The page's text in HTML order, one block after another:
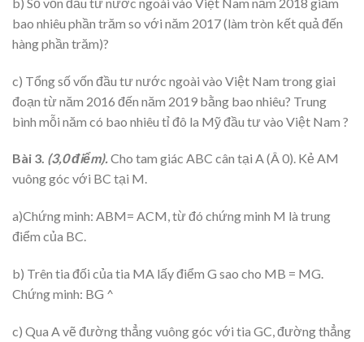
bao nhiêu phần trăm so với năm 2017 (làm tròn kết quả đến
hàng phần trăm)?
c) Tổng số vốn đầu tư nước ngoài vào Việt Nam trong giai
đoạn từ năm 2016 đến năm 2019 bằng bao nhiêu? Trung
bình mỗi năm có bao nhiêu tỉ đô la Mỹ đầu tư vào Việt Nam ?
Bài 3. (3,0 điểm).Cho tam giác ABC cân tại A (Â 0). Kẻ AM
vuông góc với BC tại M.
a)Chứng minh: ABM= ACM, từ đó chứng minh M là trung
điểm của BC.
b) Trên tia đối của tia MA lấy điểm G sao cho MB = MG.
Chứng minh: BG ^
c) Qua A vẽ đường thẳng vuông góc với tia GC, đường thẳng